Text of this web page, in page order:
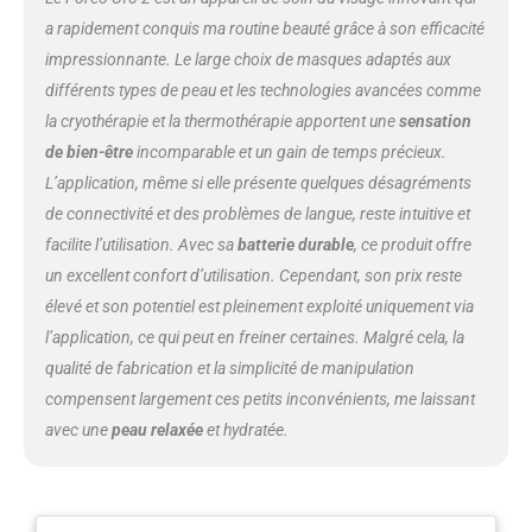
COMPATIBLE AVEC TOUS LES
MASQUES UFO Soins de la peau
coréens, clean aux extraits
naturels cliniquement prouvés .
UFO 2 est compatible avec tous
les masques tissu et tous les
a rapidement conquis ma routine beauté grâce à son efficacité
impressionnante. Le large choix de masques adaptés aux
différents types de peau et les technologies avancées comme
la cryothérapie et la thermothérapie apportent unesensation
de bien-êtreincomparable et un gain de temps précieux.
L’application, même si elle présente quelques désagréments
de connectivité et des problèmes de langue, reste intuitive et
facilite l’utilisation. Avec sabatterie durable, ce produit offre
un excellent confort d’utilisation. Cependant, son prix reste
élevé et son potentiel est pleinement exploité uniquement via
l’application, ce qui peut en freiner certaines. Malgré cela, la
qualité de fabrication et la simplicité de manipulation
compensent largement ces petits inconvénients, me laissant
avec unepeau relaxéeet hydratée.